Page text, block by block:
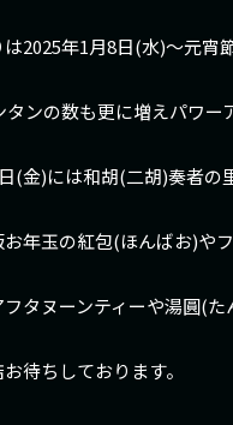
2025年1月8日(水)〜元宵
タンの数も更に増えパワー
(金)には和胡(二胡)奏者の
年玉の紅包(ほんばお)や
タヌーンティーや湯圓(た
待ちしております。